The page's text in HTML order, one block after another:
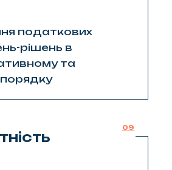
податкових
рішень в
та
09